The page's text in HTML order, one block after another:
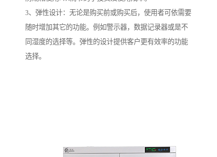
3、弹性设计：无论是购买前或购买后，使用者可依需要
随时增加其它的功能。例如警示器，数据记录器或是不
同湿度的选择等。弹性的设计提供客户更有效率的功能
选择。